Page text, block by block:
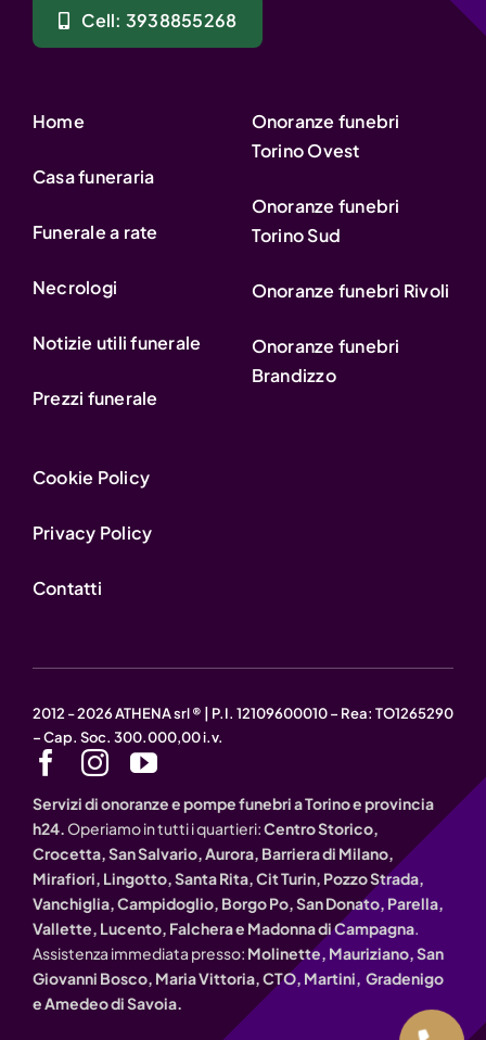
Cell: 3938855268
Home
Casa funeraria
Funerale a rate
Necrologi
Notizie utili funerale
Prezzi funerale
Onoranze funebri
Torino Ovest
Onoranze funebri
Torino Sud
Onoranze funebri Rivoli
Onoranze funebri
Brandizzo
Cookie Policy
Privacy Policy
Contatti
2012 - 2026 ATHENA srl ® | P.I. 12109600010 – Rea: TO1265290
– Cap. Soc. 300.000,00 i.v.
Servizi di onoranze e pompe funebri a Torino e provincia
h24.Operiamo in tutti i quartieri:Centro Storico,
Crocetta, San Salvario, Aurora, Barriera di Milano,
Mirafiori, Lingotto, Santa Rita, Cit Turin, Pozzo Strada,
Vanchiglia, Campidoglio, Borgo Po, San Donato, Parella,
Vallette, Lucento, Falchera e Madonna di Campagna.
Assistenza immediata presso: Molinette, Mauriziano, San
Giovanni Bosco, Maria Vittoria, CTO, Martini, Gradenigo
e Amedeo di Savoia.